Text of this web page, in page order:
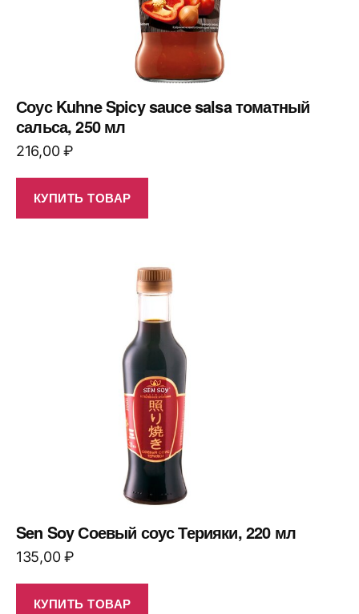
Соус Kuhne Spicy sauce salsa томатный
сальса, 250 мл
216,00₽
КУПИТЬ ТОВАР
Sen Soy Соевый соус Терияки, 220 мл
135,00₽
КУПИТЬ ТОВАР